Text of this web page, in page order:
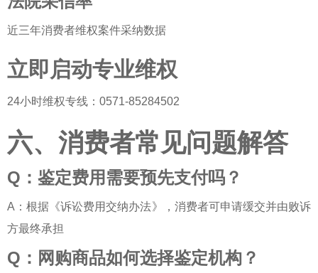
近三年消费者维权案件采纳数据
立即启动专业维权
24小时维权专线：0571-85284502
六、消费者常见问题解答
Q：鉴定费用需要预先支付吗？
A：根据《诉讼费用交纳办法》，消费者可申请缓交并由败诉
方最终承担
Q：网购商品如何选择鉴定机构？